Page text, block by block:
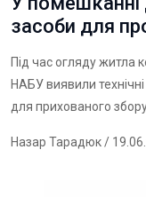
засоби для
Під час огляду житла
НАБУ виявили
для прихованого
Назар Тарадюк/